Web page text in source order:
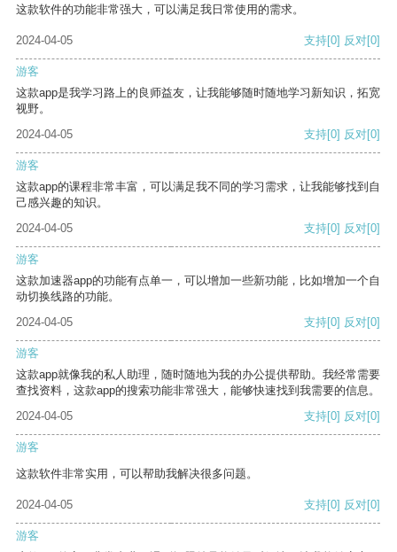
这款软件的功能非常强大，可以满足我日常使用的需求。
2024-04-05 支持[0] 反对[0]
游客
这款app是我学习路上的良师益友，让我能够随时随地学习新知识，拓宽
视野。
2024-04-05
支持[0] 反对[0]
游客
这款app的课程非常丰富，可以满足我不同的学习需求，让我能够找到自
己感兴趣的知识。
2024-04-05
支持[0] 反对[0]
游客
这款加速器app的功能有点单一，可以增加一些新功能，比如增加一个自
动切换线路的功能。
2024-04-05
支持[0] 反对[0]
游客
这款app就像我的私人助理，随时随地为我的办公提供帮助。我经常需要
查找资料，这款app的搜索功能非常强大，能够快速找到我需要的信息。
2024-04-05
支持[0] 反对[0]
游客
这款软件非常实用，可以帮助我解决很多问题。
2024-04-05 支持[0] 反对[0]
游客